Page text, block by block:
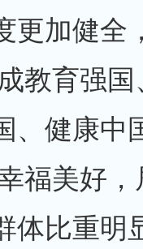
更加健全
教育强
、健康中
福美好
体比重明